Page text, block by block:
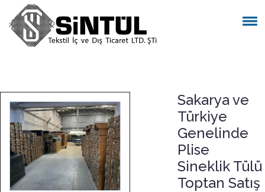
Sakarya ve
Türkiye
Genelinde
Plise
Sineklik Tülü
Toptan Satış